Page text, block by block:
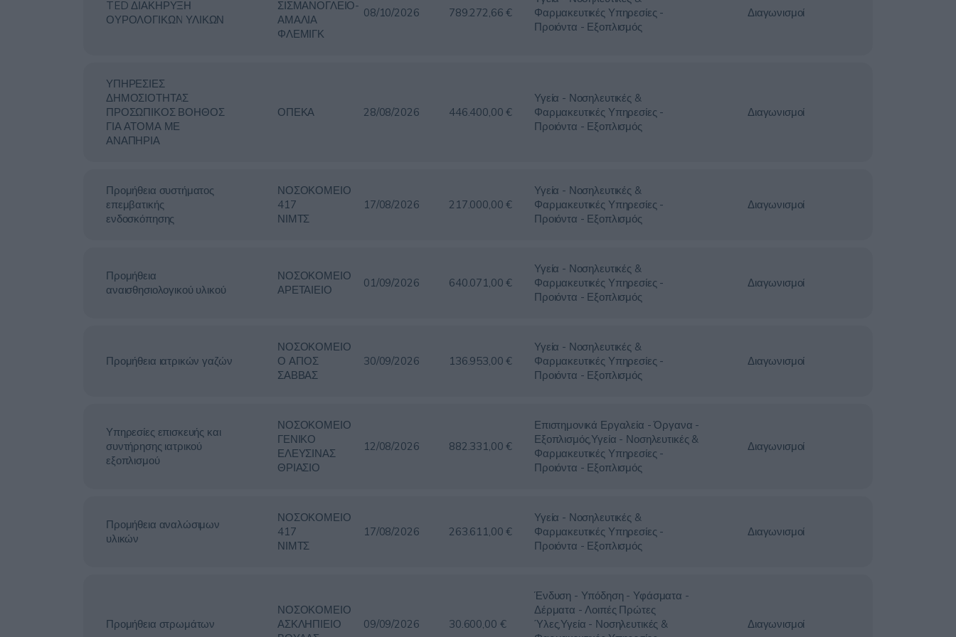
TED ΔΙΑΚΗΡΥΞΗ
ΟΥΡΟΛΟΓΙΚΩΝ ΥΛΙΚΩΝ
ΣΙΣΜΑΝΟΓΛΕΙΟ-
ΑΜΑΛΙΑ
ΦΛΕΜΙΓΚ
08/10/2026 789.272,66 €
Φαρμακευτικές Υπηρεσίες -
Προιόντα - Εξοπλισμός
Διαγωνισμοί
ΥΠΗΡΕΣΙΕΣ
ΔΗΜΟΣΙΟΤΗΤΑΣ
ΠΡΟΣΩΠΙΚΟΣ ΒΟΗΘΟΣ
ΓΙΑ ΑΤΟΜΑ ΜΕ
ΑΝΑΠΗΡΙΑ
ΟΠΕΚΑ 28/08/2026 446.400,00 €
Υγεία - Νοσηλευτικές &
Φαρμακευτικές Υπηρεσίες -
Προιόντα - Εξοπλισμός
Διαγωνισμοί
Προμήθεια συστήματος
επεμβατικής
ενδοσκόπησης
ΝΟΣΟΚΟΜΕΙΟ
417
ΝΙΜΤΣ
17/08/2026 217.000,00 €
Υγεία - Νοσηλευτικές &
Φαρμακευτικές Υπηρεσίες -
Προιόντα - Εξοπλισμός
Διαγωνισμοί
Προμήθεια
αναισθησιολογικού υλικού
ΝΟΣΟΚΟΜΕΙΟ
ΑΡΕΤΑΙΕΙΟ
01/09/2026 640.071,00 €
Υγεία - Νοσηλευτικές &
Φαρμακευτικές Υπηρεσίες -
Προιόντα - Εξοπλισμός
Διαγωνισμοί
Προμήθεια ιατρικών γαζών
ΝΟΣΟΚΟΜΕΙΟ
Ο ΑΓΙΟΣ
ΣΑΒΒΑΣ
30/09/2026 136.953,00 €
Υγεία - Νοσηλευτικές &
Φαρμακευτικές Υπηρεσίες -
Προιόντα - Εξοπλισμός
Διαγωνισμοί
Υπηρεσίες επισκευής και
συντήρησης ιατρικού
εξοπλισμού
ΝΟΣΟΚΟΜΕΙΟ
ΓΕΝΙΚΟ
ΕΛΕΥΣΙΝΑΣ
ΘΡΙΑΣΙΟ
12/08/2026 882.331,00 €
Επιστημονικά Εργαλεία - Όργανα -
Εξοπλισμός,Υγεία - Νοσηλευτικές &
Φαρμακευτικές Υπηρεσίες -
Προιόντα - Εξοπλισμός
Διαγωνισμοί
Προμήθεια αναλώσιμων
υλικών
ΝΟΣΟΚΟΜΕΙΟ
417
ΝΙΜΤΣ
17/08/2026 263.611,00 €
Υγεία - Νοσηλευτικές &
Φαρμακευτικές Υπηρεσίες -
Προιόντα - Εξοπλισμός
Διαγωνισμοί
Προμήθεια στρωμάτων
ΝΟΣΟΚΟΜΕΙΟ
ΑΣΚΛΗΠΙΕΙΟ
09/09/2026 30.600,00 €
Ένδυση - Υπόδηση - Υφάσματα -
Δέρματα - Λοιπές Πρώτες
Ύλες,Υγεία - Νοσηλευτικές &
Διαγωνισμοί